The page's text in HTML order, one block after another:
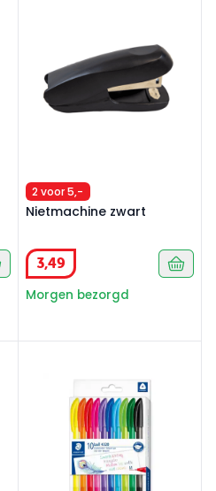
2 voor 5,-
Nietmachine zwart
3,49
Morgen bezorgd